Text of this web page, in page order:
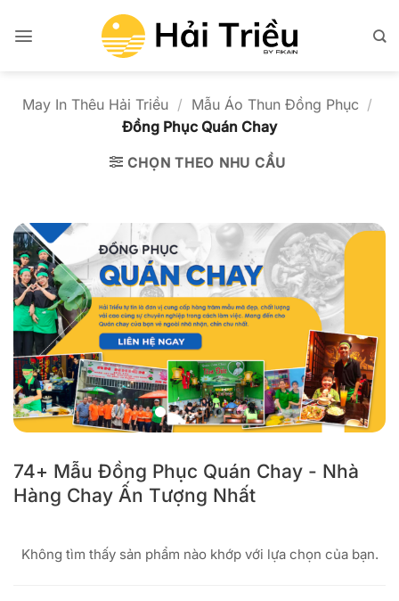
qua
May In Thêu Hải Triều / Mẫu Áo Thun Đồng Phục /
Đồng Phục Quán Chay
CHỌN THEO NHU CẦU
74+ Mẫu Đồng Phục Quán Chay - Nhà
Hàng Chay Ấn Tượng Nhất
Không tìm thấy sản phẩm nào khớp với lựa chọn của bạn.